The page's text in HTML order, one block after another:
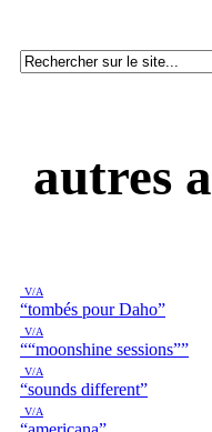
autres
V/A
“tombés pour Daho”
V/A
““moonshine sessions””
V/A
“sounds different”
V/A